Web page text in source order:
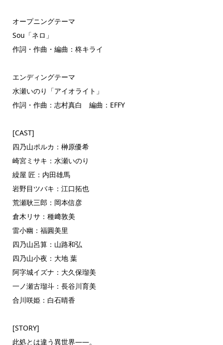
オープニングテーマ
Sou「ネロ」
作詞・作曲・編曲：柊キライ
エンディングテーマ
水瀬いのり「アイオライト」
作詞・作曲：志村真白 編曲：EFFY
[CAST]
四乃山ポルカ：榊原優希
崎宮ミサキ：水瀬いのり
繰屋 匠：内田雄馬
岩野目ツバキ：江口拓也
荒瀬耿三郎：岡本信彦
倉木リサ：種﨑敦美
雷小幽：福圓美里
四乃山呂算：山路和弘
四乃山小夜：大地 葉
阿字城イズナ：大久保瑠美
一ノ瀬古瑠斗：長谷川育美
合川咲姫：白石晴香
[STORY]
此処とは違う異世界――。